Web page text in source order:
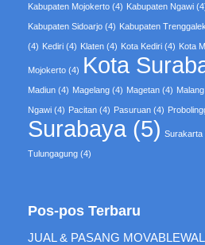
Kabupaten Mojokerto (4) Kabupaten Ngawi
Kabupaten Sidoarjo (4) Kabupaten Trenggalek
(4) Kediri (4) Klaten (4) Kota Kediri (4) Kota
Mojokerto (4) Kota
Madiun (4) Magelang (4) Magetan (4) Malang
Ngawi (4) Pacitan (4) Pasuruan (4)
Surabaya (5) Surakarta
Tulungagung (4)
Pos-pos Terbaru
JUAL & PASANG